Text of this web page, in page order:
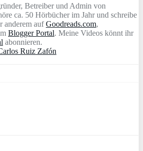
Betreiber und Admin von
ca. 50 Hörbücher im Jahr und schreibe
anderem aufGoodreads.com,
Blogger Portal. Meine Videos könnt ihr
abonnieren.
Ruiz Zafón